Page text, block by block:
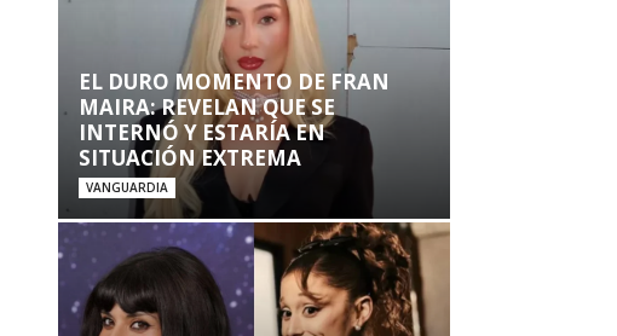
EL DURO MOMENTO DE FRAN
MAIRA: REVELAN QUE SE
INTERNÓ Y ESTARÍA EN
SITUACIÓN EXTREMA
VANGUARDIA